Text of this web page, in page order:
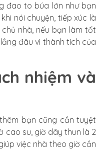
đao to búa lớn như bạn
nói chuyện, tiếp xúc là
nhà, nếu bạn làm tốt
đâu vì thành tích của
nhiệm và
bạn cũng cần tuyệt
cao su, giờ dây thun là 2
việc nhà theo giờ cần